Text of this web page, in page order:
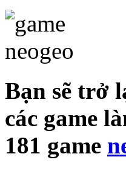
Bạn sẽ trở
các game
181 game